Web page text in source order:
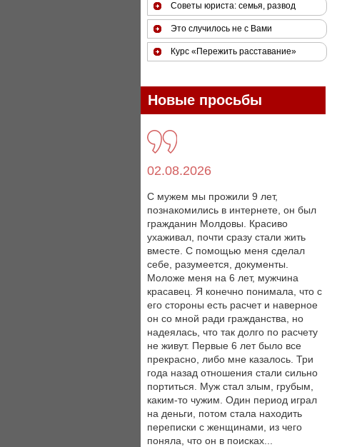
Советы юриста: семья, развод
Это случилось не с Вами
Курс «Пережить расставание»
Новые просьбы
02.08.2026
С мужем мы прожили 9 лет,
познакомились в интернете, он был
гражданин Молдовы. Красиво
ухаживал, почти сразу стали жить
вместе. С помощью меня сделал
себе, разумеется, документы.
Моложе меня на 6 лет, мужчина
красавец. Я конечно понимала, что с
его стороны есть расчет и наверное
он со мной ради гражданства, но
надеялась, что так долго по расчету
не живут. Первые 6 лет было все
прекрасно, либо мне казалось. Три
года назад отношения стали сильно
портиться. Муж стал злым, грубым,
каким-то чужим. Один период играл
на деньги, потом стала находить
переписки с женщинами, из чего
поняла, что он в поисках...